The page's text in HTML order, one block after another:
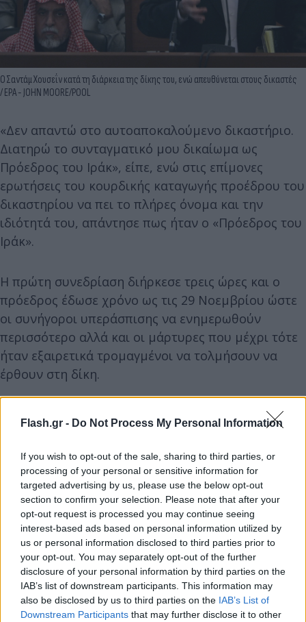
Flash.gr - Do Not Process My Personal Information
If you wish to opt-out of the sale, sharing to third parties, or
processing of your personal or sensitive information for
targeted advertising by us, please use the below opt-out
section to confirm your selection. Please note that after your
opt-out request is processed you may continue seeing
interest-based ads based on personal information utilized by
us or personal information disclosed to third parties prior to
your opt-out. You may separately opt-out of the further
disclosure of your personal information by third parties on the
IAB’s list of downstream participants. This information may
also be disclosed by us to third parties on the IAB’s List of
Downstream Participants that may further disclose it to other
Ο Σαντάμ Χουσεΐν κατά τη διάρκεια της δίκης του, ενώ απευθύνεται στους δικαστές
/ EPA - JOHN MOORE/POOL
«Δεν απαντώ στο αυτοαποκαλούμενο δικαστήριο.
Διατηρώ το συνταγματικό μου δικαίωμα ως
Πρόεδρος του Ιράκ», είπε, ενώ στις επίμονες
ερωτήσεις του κουρδικής καταγωγής προέδρου του
δικαστηρίου να πει το πλήρες όνομα και την
ιδιότητά του, απάντησε πως ήταν ο «Πρόεδρος του
Ιράκ».
Η πρώτη συνεδρίαση διήρκεσε τρεις ώρες και ο
πρόεδρος έδωσε χρόνο ως τις 29 Νοεμβρίου ώστε
οι συνήγοροι υπεράσπισης να ενημερωθούν
περισσότερο αλλά και οι μάρτυρες που μέχρι τότε
ήταν εξαιρετικά τρομαγμένοι να τολμήσουν να
έρθουν στη δίκη.
«Ο πατέρας μου είναι λιοντάρι»
του Σαντάμ Χουσεΐν, είχε δηλώσει σε συνέντευξή
της στο αραβικό δίκτου Al Arabiya πως ο πατέρας
της συμπεριφέρθηκε στην όλη διαδικασία σαν
λιοντάρι και χαρακτήρισε «φάρσα» τη σύνθεση του
δικαστηρίου.